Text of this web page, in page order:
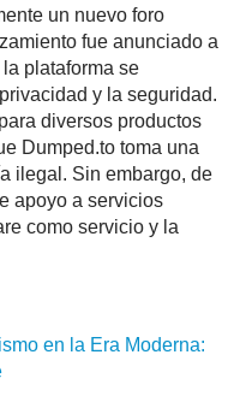
un nuevo foro
fue anunciado a
plataforma se
y la seguridad.
diversos productos
Dumped.to toma una
ilegal. Sin embargo, de
apoyo a servicios
como servicio y la
en la Era Moderna: